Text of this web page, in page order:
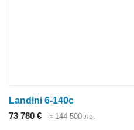
Landini 6-140c
73 780 €
≈ 144 500 лв.